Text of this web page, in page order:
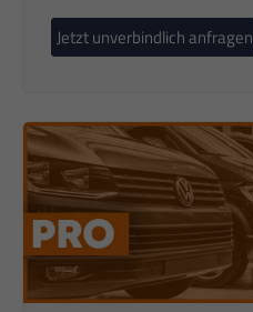
Jetzt unverbindlich anfragen